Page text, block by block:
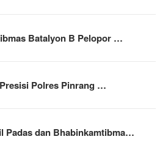
Batalyon B Pelopor …
Polres Pinrang …
Padas dan Bhabinkamtibma…